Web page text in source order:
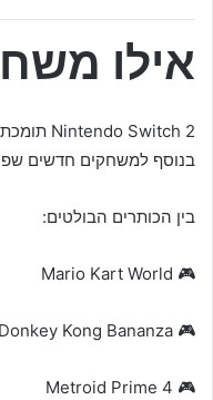
אילו
בנוסף למשחקים חדשים
בין הכותרים הבולטים:
🎮 Mario Kart World
🎮 Donkey Kong Bananza
🎮 Metroid Prime 4